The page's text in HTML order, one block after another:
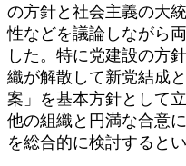
の方針と社会主義の大
性などを議論しながら
した。特に党建設の方
織が解散して新党結成
案」を基本方針として
他の組織と円満な合意
を総合的に検討すると